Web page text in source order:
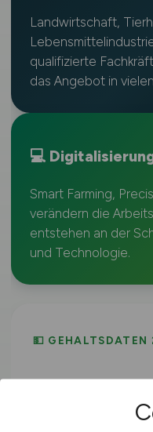
Landwirtschaft,
qualifizierte
das Angebot in
💻
Smart Farming,
verändern die
entstehen an der
und Technologie.
💵 GEHALTSDATEN